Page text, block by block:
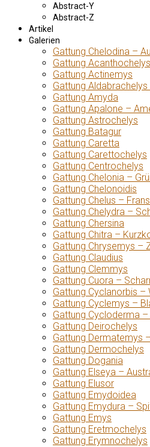
Abstract-Y
Abstract-Z
Artikel
Galerien
Gattung Chelodina –
Gattung
Gattung Actinemys
Gattung
Gattung Amyda
Gattung Apalone –
Gattung Astrochelys
Gattung Batagur
Gattung Caretta
Gattung Carettochelys
Gattung Centrochelys
Gattung Chelonia –
Gattung Chelonoidis
Gattung Chelus –
Gattung Chelydra –
Gattung Chersina
Gattung Chitra –
Gattung Chrysemys –
Gattung Claudius
Gattung Clemmys
Gattung Cuora –
Gattung Cyclanorbis
Gattung Cyclemys –
Gattung Cycloderma
Gattung Deirochelys
Gattung Dermatemys
Gattung Dermochelys
Gattung Dogania
Gattung Elseya –
Gattung Elusor
Gattung Emydoidea
Gattung Emydura –
Gattung Emys
Gattung Eretmochelys
Gattung Erymnochelys